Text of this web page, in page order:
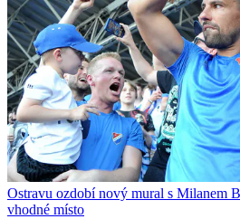
Ostravu ozdobí nový mural s Milanem
vhodné místo